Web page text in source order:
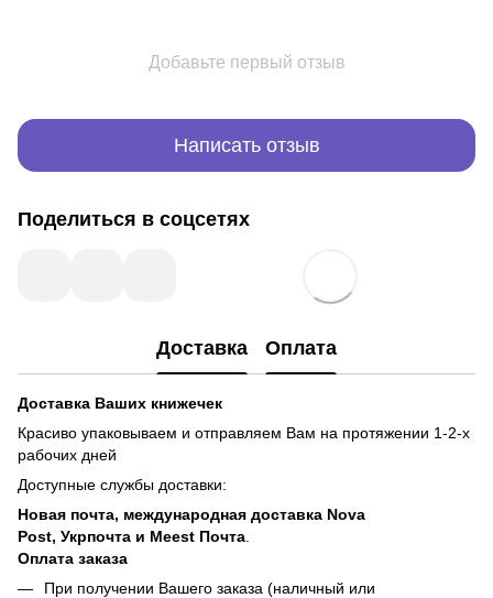
Добавьте первый отзыв
Написать отзыв
Поделиться в соцсетях
Доставка Оплата
Доставка Ваших книжечек
Красиво упаковываем и отправляем Вам на протяжении 1-2-х
рабочих дней
Доступные службы доставки:
Новая почта, международная доставка Nova
Post, Укрпочта и Meest Почта
Оплата заказа
При получении Вашего заказа (наличный или